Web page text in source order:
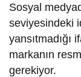
Sosyal
seviyesindeki
markanın
gerekiyor.